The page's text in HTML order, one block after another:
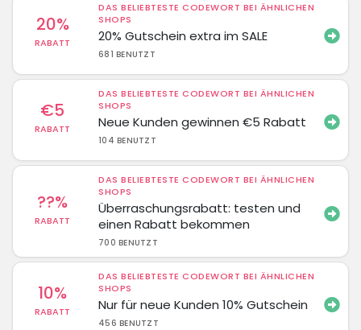
20%
RABATT
DAS BELIEBTESTE CODEWORT BEI ÄHNLICHEN
SHOPS
20% Gutschein extra im SALE
681 BENUTZT
€5
RABATT
DAS BELIEBTESTE CODEWORT BEI ÄHNLICHEN
SHOPS
Neue Kunden gewinnen €5 Rabatt
104 BENUTZT
??%
RABATT
DAS BELIEBTESTE CODEWORT BEI ÄHNLICHEN
SHOPS
Überraschungsrabatt: testen und
einen Rabatt bekommen
700 BENUTZT
10%
RABATT
DAS BELIEBTESTE CODEWORT BEI ÄHNLICHEN
SHOPS
Nur für neue Kunden 10% Gutschein
456 BENUTZT